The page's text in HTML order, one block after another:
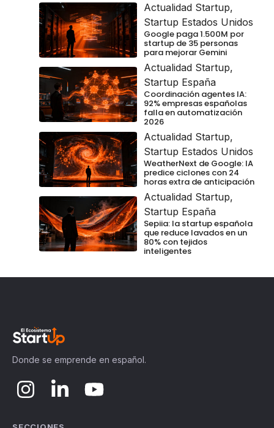
Actualidad Startup,
Startup Estados Unidos
Google paga 1.500M por
startup de 35 personas
para mejorar Gemini
Actualidad Startup,
Startup España
Coordinación agentes IA:
92% empresas españolas
falla en automatización
2026
Actualidad Startup,
Startup Estados Unidos
WeatherNext de Google: IA
predice ciclones con 24
horas extra de anticipación
Actualidad Startup,
Startup España
Sepiia: la startup española
que reduce lavados en un
80% con tejidos
inteligentes
Donde se emprende en español.